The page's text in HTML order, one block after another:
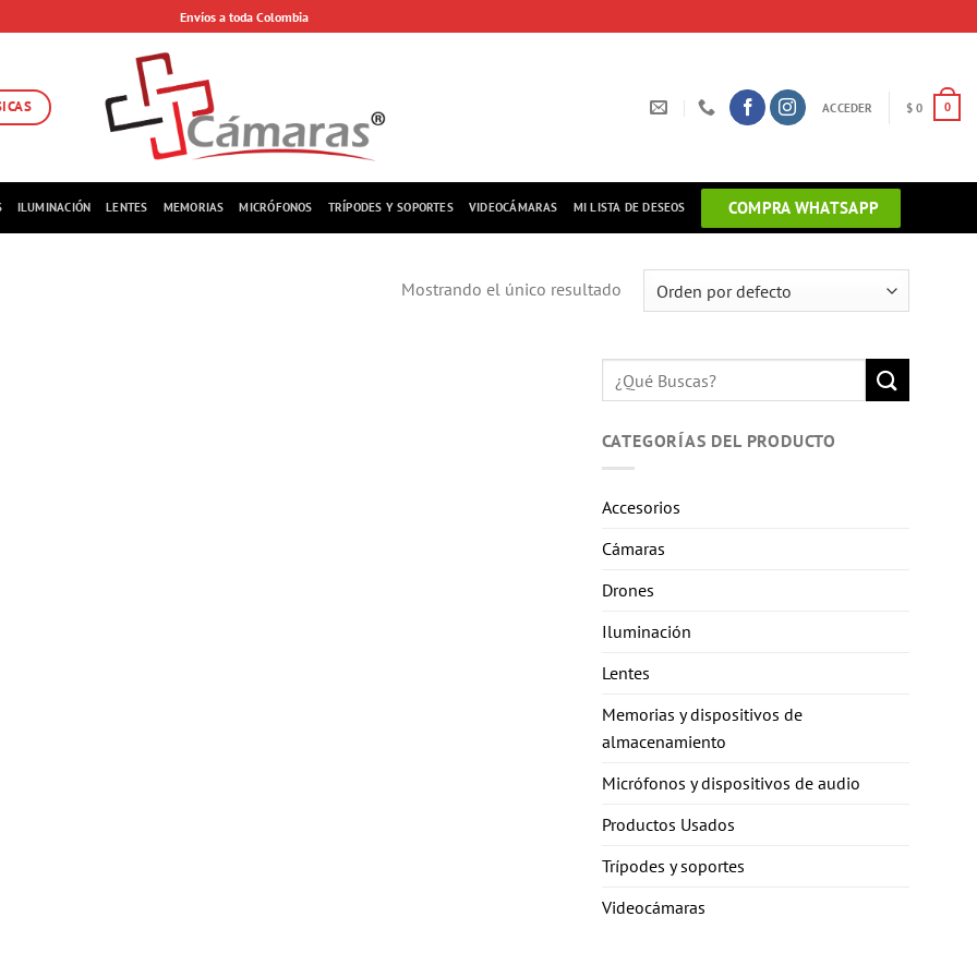
Envíos a toda Colombia
ACCEDER $0 0
ILUMINACIÓN LENTES MEMORIAS MICRÓFONOS TRÍPODES Y SOPORTES VIDEOCÁMARAS MI LISTA DE DESEOS COMPRA WHATSAPP
Mostrando el único resultado
Buscar
por:
CATEGORÍAS DEL PRODUCTO
Accesorios
Cámaras
Drones
Iluminación
Lentes
Memorias y dispositivos de
almacenamiento
Micrófonos y dispositivos de audio
Productos Usados
Trípodes y soportes
Videocámaras